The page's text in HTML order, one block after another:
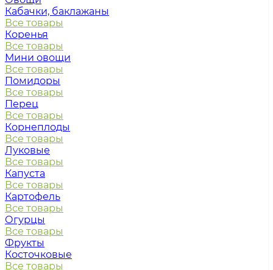
Кабачки, баклажаны
Все товары
Коренья
Все товары
Мини овощи
Все товары
Помидоры
Все товары
Перец
Все товары
Корнеплоды
Все товары
Луковые
Все товары
Капуста
Все товары
Картофель
Все товары
Огурцы
Все товары
Фрукты
Косточковые
Все товары